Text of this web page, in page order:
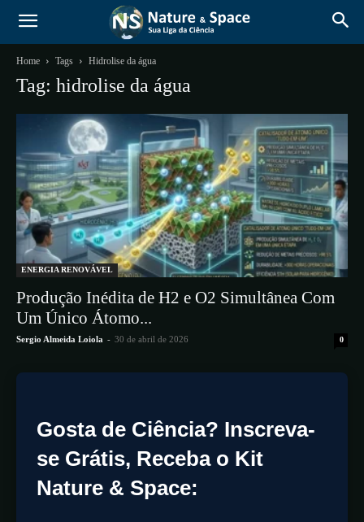
Home Tags Hidrolise da água
Tag: hidrolise da água
ENERGIA RENOVÁVEL
Produção Inédita de H2 e O2 Simultânea Com
Um Único Átomo...
Sergio Almeida Loiola - 30 de abril de 2026 0
Gosta de Ciência? Inscreva-
se Grátis, Receba o Kit
Nature & Space: